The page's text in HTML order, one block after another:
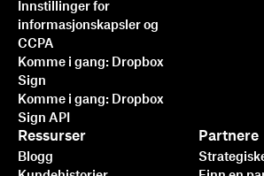
Innstillinger for
informasjonskapsler og
CCPA
Komme i gang: Dropbox
Sign
Komme i gang: Dropbox
Sign API
Ressurser
Blogg
Partnere